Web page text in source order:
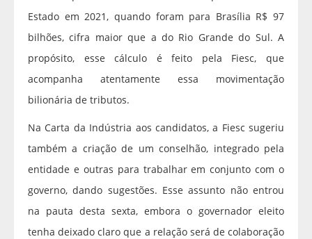
Estado em 2021, quando foram para Brasília R$ 97
bilhões, cifra maior que a do Rio Grande do Sul. A
propósito, esse cálculo é feito pela Fiesc, que
acompanha atentamente essa movimentação
bilionária de tributos.
Na Carta da Indústria aos candidatos, a Fiesc sugeriu
também a criação de um conselhão, integrado pela
entidade e outras para trabalhar em conjunto com o
governo, dando sugestões. Esse assunto não entrou
na pauta desta sexta, embora o governador eleito
tenha deixado claro que a relação será de colaboração